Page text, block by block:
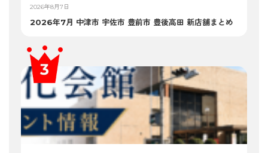
2026年8月7日
2026年7月 中津市 宇佐市 豊前市 豊後高田 新店舗まとめ